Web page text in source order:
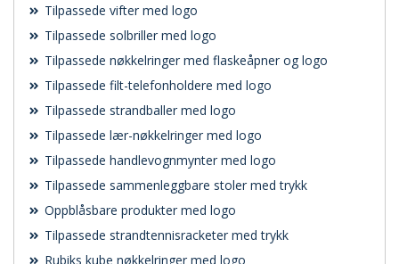
Tilpassede vifter med logo
Tilpassede solbriller med logo
Tilpassede nøkkelringer med flaskeåpner og logo
Tilpassede filt-telefonholdere med logo
Tilpassede strandballer med logo
Tilpassede lær-nøkkelringer med logo
Tilpassede handlevognmynter med logo
Tilpassede sammenleggbare stoler med trykk
Oppblåsbare produkter med logo
Tilpassede strandtennisracketer med trykk
Rubiks kube nøkkelringer med logo